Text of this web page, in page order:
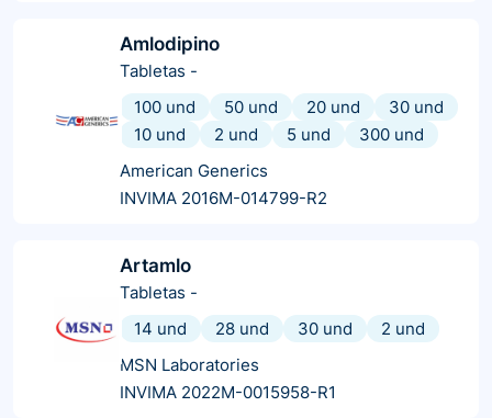
Amlodipino
Tabletas -
100 und
50 und 20 und
30 und
10 und
2 und 5 und
300 und
American Generics
INVIMA 2016M-014799-R2
Artamlo
Tabletas -
14 und
28 und 30 und
2 und
MSN Laboratories
INVIMA 2022M-0015958-R1